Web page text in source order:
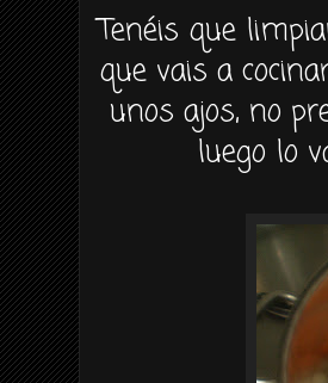
Tenéis que
que vais a
unos ajos, no
luego lo